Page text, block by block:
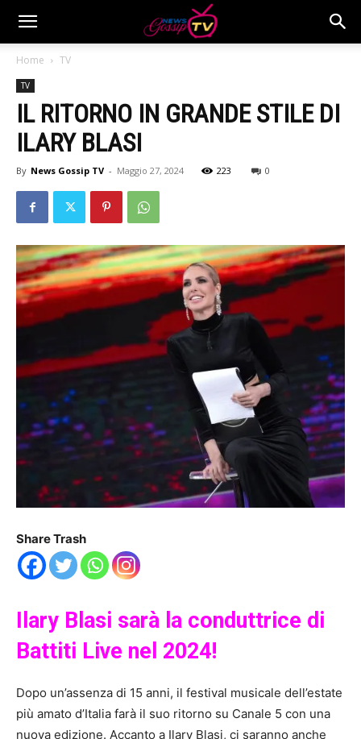
Home TV
TV
IL RITORNO IN GRANDE STILE DI
ILARY BLASI
By News Gossip TV - Maggio 27, 2024 223 0
Share Trash
Ilary Blasi sarà la conduttrice di
Battiti Live nel 2024!
Dopo un’assenza di 15 anni, il festival musicale dell’estate
più amato d’Italia farà il suo ritorno su Canale 5 con una
nuova edizione. Accanto a Ilary Blasi, ci saranno anche